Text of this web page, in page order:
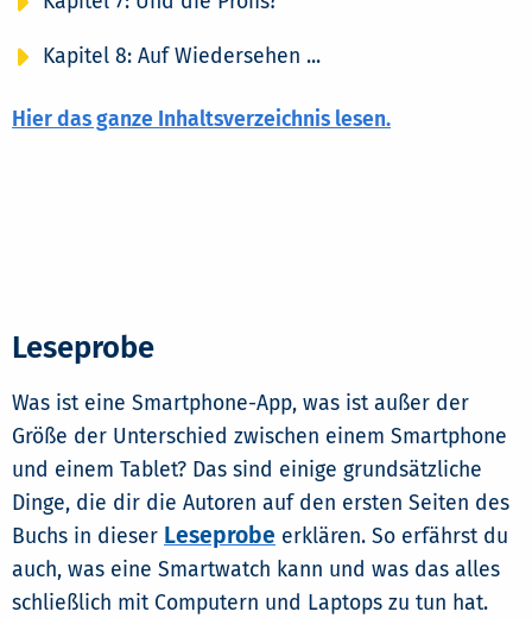
Kapitel 8: Auf Wiedersehen ...
Hier das ganze Inhaltsverzeichnis lesen.
Leseprobe
Was ist eine Smartphone-App, was ist außer der
Größe der Unterschied zwischen einem Smartphone
und einem Tablet? Das sind einige grundsätzliche
Dinge, die dir die Autoren auf den ersten Seiten des
Buchs in dieser Leseprobe erklären. So erfährst du
auch, was eine Smartwatch kann und was das alles
schließlich mit Computern und Laptops zu tun hat.